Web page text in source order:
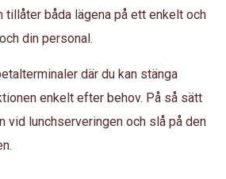
båda lägena på ett enkelt och
din personal.
där du kan stänga
enkelt efter behov. På så sätt
vid lunchserveringen och slå på den